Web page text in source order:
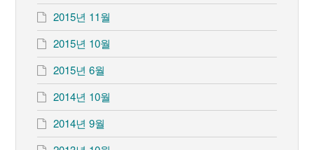
2015년 11월
2015년 10월
2015년 6월
2014년 10월
2014년 9월